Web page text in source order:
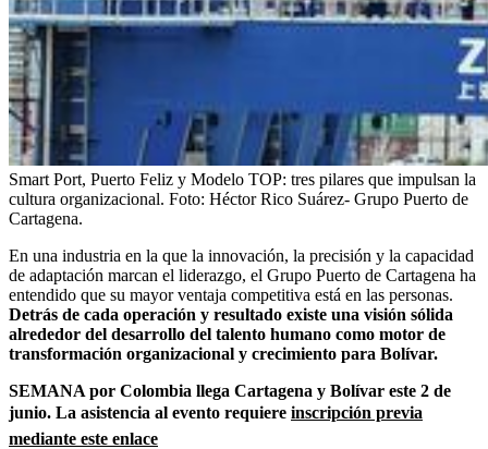
Smart Port, Puerto Feliz y Modelo TOP: tres pilares que impulsan la
cultura organizacional. Foto: Héctor Rico Suárez- Grupo Puerto de
Cartagena.
En una industria en la que la innovación, la precisión y la capacidad
de adaptación marcan el liderazgo, el Grupo Puerto de Cartagena ha
entendido que su mayor ventaja competitiva está en las personas.
Detrás de cada operación y resultado existe una visión sólida
alrededor del desarrollo del talento humano como motor de
transformación organizacional y crecimiento para Bolívar.
SEMANA por Colombia llega Cartagena y Bolívar este 2 de
junio. La asistencia al evento requiere inscripción previa
mediante este enlace